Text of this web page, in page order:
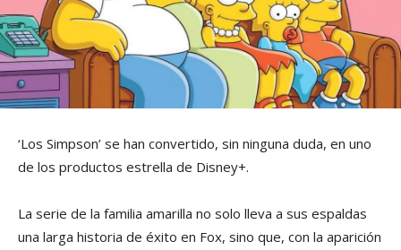
‘Los Simpson’ se han convertido, sin ninguna duda, en uno
de los productos estrella de Disney+.
La serie de la familia amarilla no solo lleva a sus espaldas
una larga historia de éxito en Fox, sino que, con la aparición